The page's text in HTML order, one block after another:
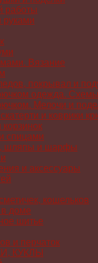
работы
руками
Вязание
покрывал и
одежда. Схемы
Мелочи и
и коврики
корзинок
спицами
шляпы и шарфы
и аксессуары
кошельков
в доме
шитье
и перчаток
КУКЛЫ